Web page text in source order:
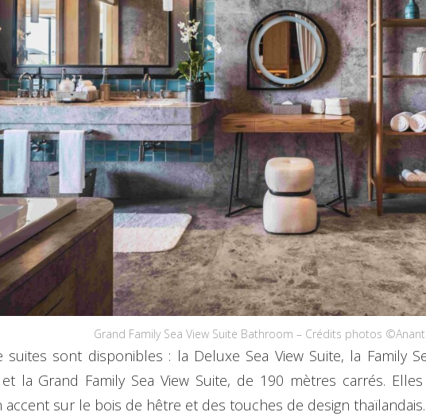
Grand Family Sea View Suite Bathroom – Crédits photos
suites sont disponibles : la Deluxe Sea View Suite, la Family
la Grand Family Sea View Suite, de 190 mètres carrés.
accent sur le bois de hêtre et des touches de design thaïlandais.